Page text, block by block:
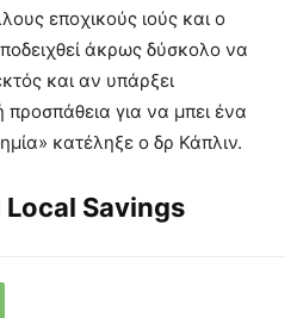
εποχικούς ιούς και ο
άκρως δύσκολο να
και αν υπάρξει
προσπάθεια για να μπει ένα
κατέληξε ο δρ Κάπλιν.
Local Savings